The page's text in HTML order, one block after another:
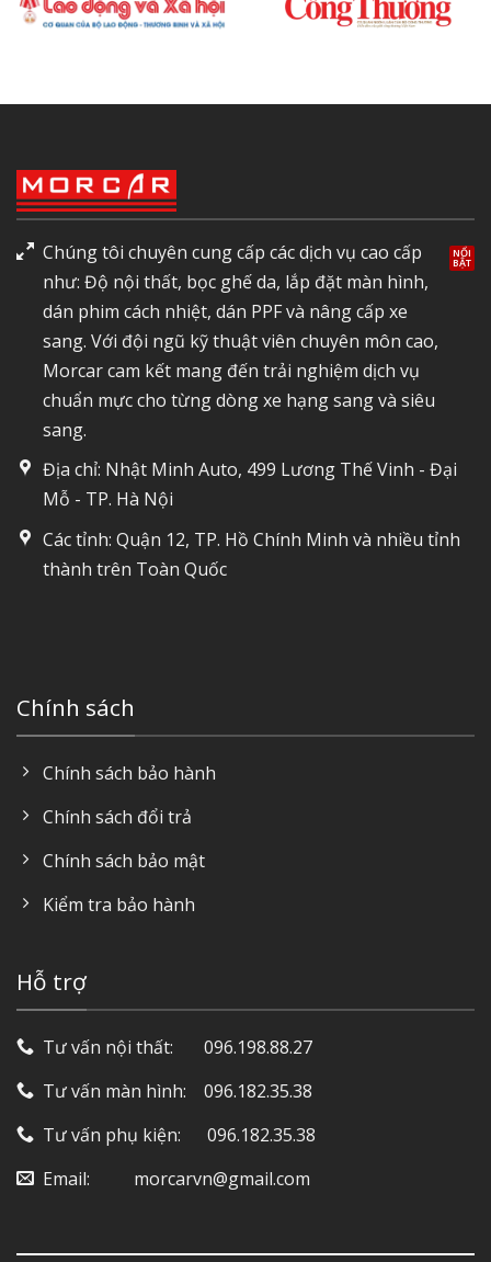
Chúng tôi chuyên cung cấp các dịch vụ cao cấp
như: Độ nội thất, bọc ghế da, lắp đặt màn hình,
dán phim cách nhiệt, dán PPF và nâng cấp xe
sang. Với đội ngũ kỹ thuật viên chuyên môn cao,
Morcar cam kết mang đến trải nghiệm dịch vụ
chuẩn mực cho từng dòng xe hạng sang và siêu
sang.
Địa chỉ: Nhật Minh Auto, 499 Lương Thế Vinh - Đại
Mỗ - TP. Hà Nội
Các tỉnh: Quận 12, TP. Hồ Chính Minh và nhiều tỉnh
thành trên Toàn Quốc
Chính sách
Chính sách bảo hành
Chính sách đổi trả
Chính sách bảo mật
Kiểm tra bảo hành
Hỗ trợ
Tư vấn nội thất: ‎ ‎ ‎ ‎ ‎ ‎ 096.198.88.27
Tư vấn màn hình: ‎ ‎ ‎ 096.182.35.38
Tư vấn phụ kiện: ‎ ‎ ‎ ‎‎ ‎ 096.182.35.38
Email: ‎ ‎ ‎ ‎ ‎ ‎ ‎ ‎ ‎ morcarvn@gmail.com